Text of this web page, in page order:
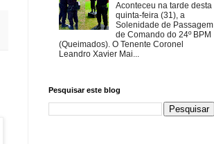
Aconteceu na tarde desta
quinta-feira (31), a
Solenidade de Passagem
de Comando do 24º BPM
(Queimados). O Tenente Coronel
Leandro Xavier Mai...
Pesquisar este blog